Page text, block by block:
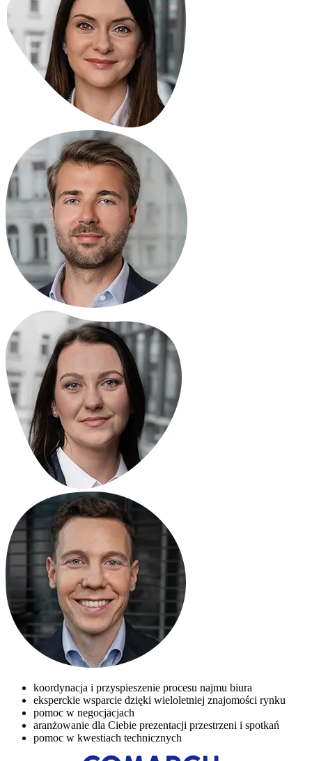
koordynacja i przyspieszenie procesu najmu biura
eksperckie wsparcie dzięki wieloletniej znajomości rynku
pomoc w negocjacjach
aranżowanie dla Ciebie prezentacji przestrzeni i spotkań
pomoc w kwestiach technicznych